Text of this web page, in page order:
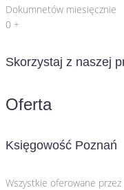
Dokumnetów miesięcznie
0 +
Skorzystaj z naszej
Oferta
Księgowość Poznań
Wszystkie oferowane